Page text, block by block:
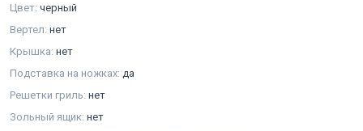
Цвет: черный
Вертел: нет
Крышка: нет
Подставка на ножках: да
Решетки гриль: нет
Зольный ящик: нет